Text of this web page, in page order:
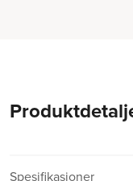
Spesifikasjoner